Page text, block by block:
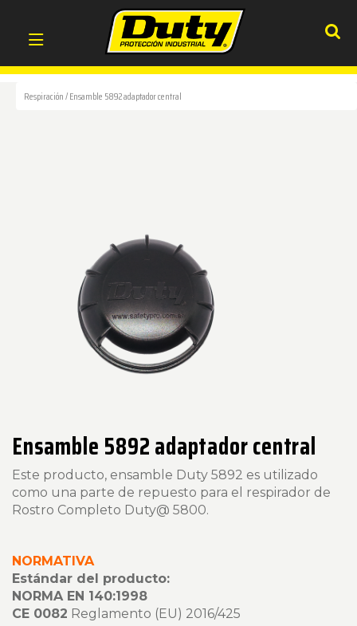
Respiración/Ensamble 5892 adaptador central
Ensamble 5892 adaptador central
Este producto, ensamble Duty 5892 es utilizado
como una parte de repuesto para el respirador de
Rostro Completo Duty@ 5800.
NORMATIVA
Estándar del producto:
NORMA EN 140:1998
CE 0082 Reglamento (EU) 2016/425